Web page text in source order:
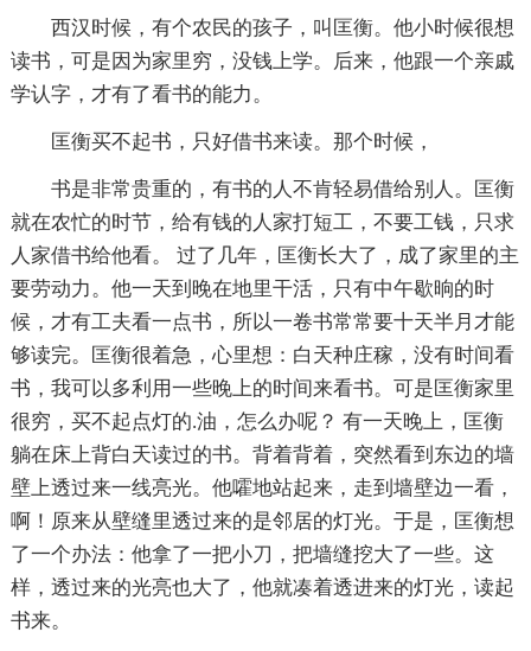
西汉时候，有个农民的孩子，叫匡衡。他小时候很想
读书，可是因为家里穷，没钱上学。后来，他跟一个亲戚
学认字，才有了看书的能力。
匡衡买不起书，只好借书来读。那个时候，
书是非常贵重的，有书的人不肯轻易借给别人。匡衡
就在农忙的时节，给有钱的人家打短工，不要工钱，只求
人家借书给他看。 过了几年，匡衡长大了，成了家里的主
要劳动力。他一天到晚在地里干活，只有中午歇晌的时
候，才有工夫看一点书，所以一卷书常常要十天半月才能
够读完。匡衡很着急，心里想：白天种庄稼，没有时间看
书，我可以多利用一些晚上的时间来看书。可是匡衡家里
很穷，买不起点灯的.油，怎么办呢？ 有一天晚上，匡衡
躺在床上背白天读过的书。背着背着，突然看到东边的墙
壁上透过来一线亮光。他嚯地站起来，走到墙壁边一看，
啊！原来从壁缝里透过来的是邻居的灯光。于是，匡衡想
了一个办法：他拿了一把小刀，把墙缝挖大了一些。这
样，透过来的光亮也大了，他就凑着透进来的灯光，读起
书来。